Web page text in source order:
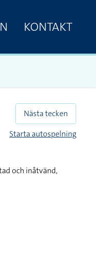
KONTAKT
Nästa tecken
Starta autospelning
och inåtvänd,